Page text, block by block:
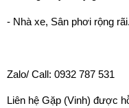
- Nhà xe, Sân phơi rộng rãi.
Zalo/ Call: 0932 787 531
Liên hệ Gặp (Vinh) được